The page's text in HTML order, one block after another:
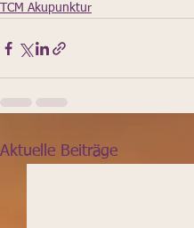
TCM Akupunktur
Aktuelle Beiträge